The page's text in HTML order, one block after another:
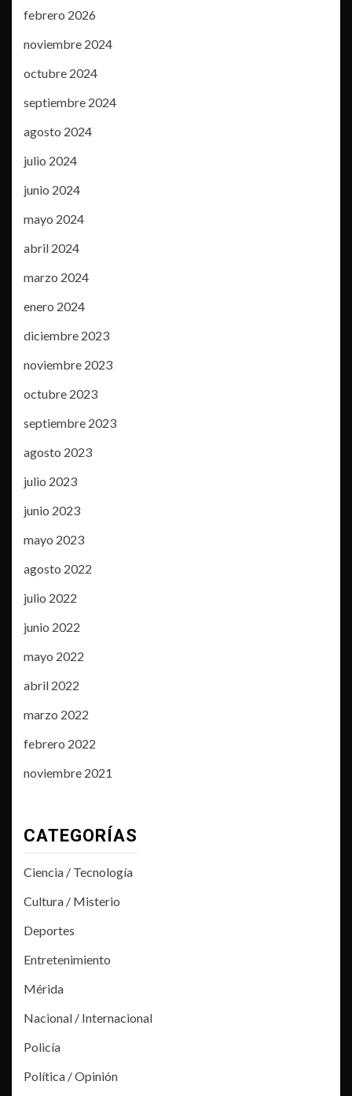
febrero 2026
noviembre 2024
octubre 2024
septiembre 2024
agosto 2024
julio 2024
junio 2024
mayo 2024
abril 2024
marzo 2024
enero 2024
diciembre 2023
noviembre 2023
octubre 2023
septiembre 2023
agosto 2023
julio 2023
junio 2023
mayo 2023
agosto 2022
julio 2022
junio 2022
mayo 2022
abril 2022
marzo 2022
febrero 2022
noviembre 2021
CATEGORÍAS
Ciencia / Tecnología
Cultura / Misterio
Deportes
Entretenimiento
Mérida
Nacional / Internacional
Policía
Política / Opinión